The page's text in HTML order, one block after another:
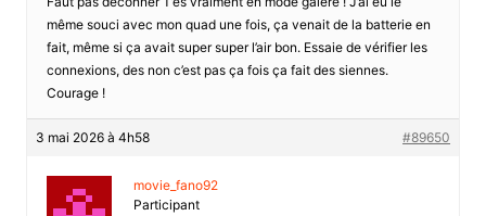
même souci avec mon quad une fois, ça venait de la batterie en
fait, même si ça avait super super l’air bon. Essaie de vérifier les
connexions, des non c’est pas ça fois ça fait des siennes.
Courage !
3 mai 2026 à 4h58 #89650
movie_fano92
Participant